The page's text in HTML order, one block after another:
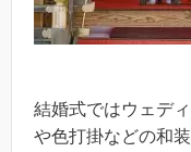
結婚式ではウェデ
や色打掛などの和